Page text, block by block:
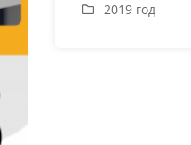
2019 год